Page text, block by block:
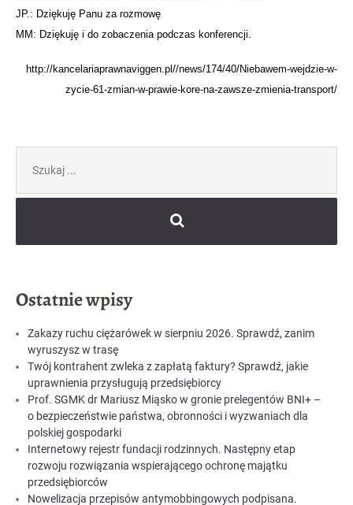
JP.: Dziękuję Panu za rozmowę
MM: Dziękuję i do zobaczenia podczas konferencji.
http://kancelariaprawnaviggen.pl//news/174/40/Niebawem-wejdzie-w-
zycie-61-zmian-w-prawie-kore-na-zawsze-zmienia-transport/
Ostatnie wpisy
Zakazy ruchu ciężarówek w sierpniu 2026. Sprawdź, zanim
wyruszysz w trasę
Twój kontrahent zwleka z zapłatą faktury? Sprawdź, jakie
uprawnienia przysługują przedsiębiorcy
Prof. SGMK dr Mariusz Miąsko w gronie prelegentów BNI+ –
o bezpieczeństwie państwa, obronności i wyzwaniach dla
polskiej gospodarki
Internetowy rejestr fundacji rodzinnych. Następny etap
rozwoju rozwiązania wspierającego ochronę majątku
przedsiębiorców
Nowelizacja przepisów antymobbingowych podpisana.